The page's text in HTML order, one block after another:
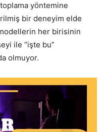
yöntemine
bir deneyim elde
her birisinin
ile “işte bu”
olmuyor.